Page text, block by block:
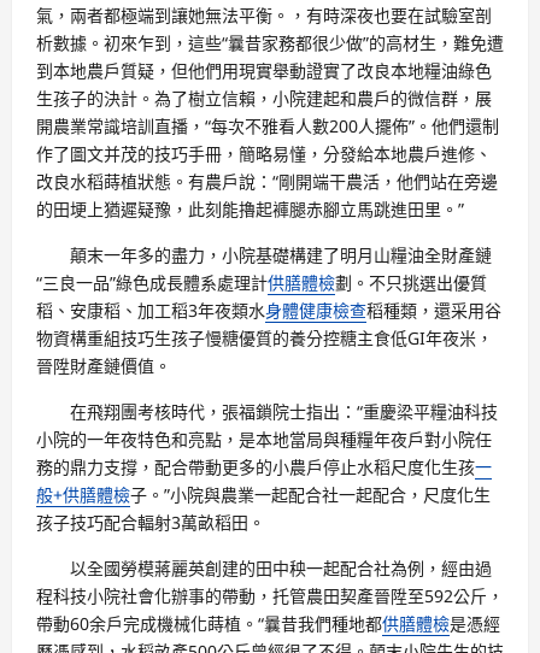
氣，兩者都極端到讓她無法平衡。，有時深夜也要在試驗室剖
析數據。初來乍到，這些“曩昔家務都很少做”的高材生，難免遭
到本地農戶質疑，但他們用現實舉動證實了改良本地糧油綠色
生孩子的決計。為了樹立信賴，小院建起和農戶的微信群，展
開農業常識培訓直播，“每次不雅看人數200人擺佈”。他們還制
作了圖文并茂的技巧手冊，簡略易懂，分發給本地農戶進修、
改良水稻蒔植狀態。有農戶說：“剛開端干農活，他們站在旁邊
的田埂上猶遲疑豫，此刻能擼起褲腿赤腳立馬跳進田里。”
顛末一年多的盡力，小院基礎構建了明月山糧油全財產鏈
“三良一品”綠色成長體系處理計供膳體檢劃。不只挑選出優質
稻、安康稻、加工稻3年夜類水身體健康檢查稻種類，還采用谷
物資構重組技巧生孩子慢糖優質的養分控糖主食低GI年夜米，
晉陞財產鏈價值。
在飛翔團考核時代，張福鎖院士指出：“重慶梁平糧油科技
小院的一年夜特色和亮點，是本地當局與種糧年夜戶對小院任
務的鼎力支撐，配合帶動更多的小農戶停止水稻尺度化生孩一
般+供膳體檢子。”小院與農業一起配合社一起配合，尺度化生
孩子技巧配合輻射3萬畝稻田。
以全國勞模蔣麗英創建的田中秧一起配合社為例，經由過
程科技小院社會化辦事的帶動，托管農田契產晉陞至592公斤，
帶動60余戶完成機械化蒔植。“曩昔我們種地都供膳體檢是憑經